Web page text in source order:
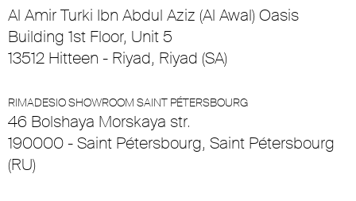
Al Amir Turki Ibn Abdul Aziz (Al Awal) Oasis
Building 1st Floor, Unit 5
13512 Hitteen - Riyad, Riyad (SA)
RIMADESIO SHOWROOM SAINT PÉTERSBOURG
46 Bolshaya Morskaya str.
190000 - Saint Pétersbourg, Saint Pétersbourg
(RU)